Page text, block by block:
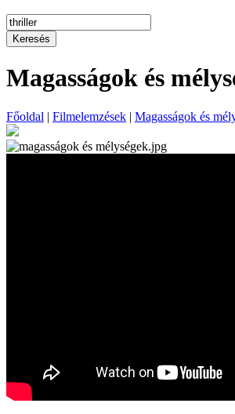
Keresés
Magasságok és
Főoldal | Filmelemzések | Magasságok és